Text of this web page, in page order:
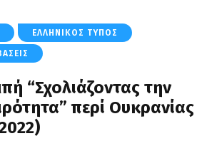
ΕΛΛΗΝΙΚΌΣ ΤΎΠΟΣ
“Σχολιάζοντας την
περί Ουκρανίας